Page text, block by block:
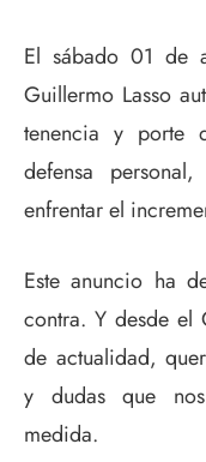
El sábado 01 de
Guillermo Lasso
tenencia y porte
defensa
enfrentar el
Este anuncio ha
contra. Y desde el
de actualidad,
y dudas que
medida.